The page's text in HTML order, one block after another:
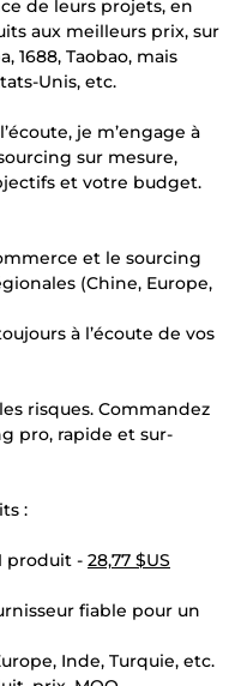
de leurs projets, en
aux meilleurs prix, sur
1688, Taobao, mais
Unis, etc.
je m’engage à
sur mesure,
et votre budget.
et le sourcing
(Chine, Europe,
à l’écoute de vos
risques. Commandez
pro, rapide et sur-
:
produit - 28,77 $US
fiable pour un
Inde, Turquie, etc.